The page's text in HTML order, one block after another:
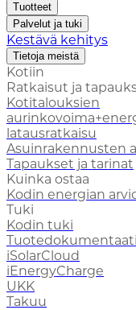
Tuotteet
Palvelut ja tuki
Kestävä kehitys
Tietoja meistä
Kotiin
Ratkaisut ja
Kotitalouksien
latausratkaisu
Asuinrakennusten
Tapaukset ja tarinat
Kuinka ostaa
Kodin energian
Tuki
Kodin tuki
iSolarCloud
iEnergyCharge
UKK
Takuu